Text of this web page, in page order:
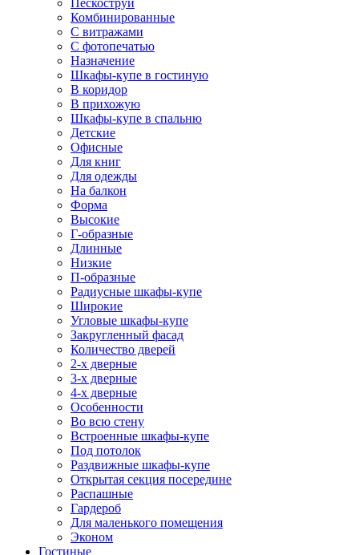
Пескоструй
Комбинированные
С витражами
С фотопечатью
Назначение
Шкафы-купе в гостиную
В коридор
В прихожую
Шкафы-купе в спальню
Детские
Офисные
Для книг
Для одежды
На балкон
Форма
Высокие
Г-образные
Длинные
Низкие
П-образные
Радиусные шкафы-купе
Широкие
Угловые шкафы-купе
Закругленный фасад
Количество дверей
2-х дверные
3-х дверные
4-х дверные
Особенности
Во всю стену
Встроенные шкафы-купе
Под потолок
Раздвижные шкафы-купе
Открытая секция посередине
Распашные
Гардероб
Для маленького помещения
Эконом
Гостиные